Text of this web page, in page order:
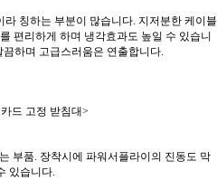
라 칭하는 부분이 많습니다. 지저분한 케이블
편리하게 하며 냉각효과도 높일 수 있습니
하며 고급스러움은 연출합니다.
카드 고정 받침대>
부품. 장착시에 파워서플라이의 진동도 막
있습니다.